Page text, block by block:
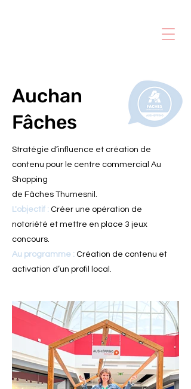
Auchan
Fâches
Stratégie d’influence et création de
contenu pour le centre commercial Au
Shopping
de Fâches Thumesnil.
L'objectif : Créer une opération de
notoriété et mettre en place 3 jeux
concours.
Au programme : Création de contenu et
activation d’un profil local.